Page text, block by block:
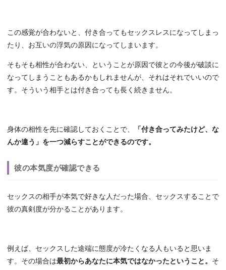
この感覚が合わないと、付き合ってもセックスレスになってしまっ
たり、お互いの浮気の原因になってしまいます。
そもそも相性が合わない、ということが原因で彼との今後が破談に
なってしまうこともあるかもしれませんが、それはそれでいいので
す。そういう相手とは付き合っても長く続きません。
身体の相性を先に確認しておくことで、
「付き合ってみたけど、な
んか違う」を一つ減らすことができるのです。
彼の本気度が確認できる
セックスの相手が本気で好きな人だった場合、セックスすることで
彼の真剣度が分かることがあります。
例えば、セックスした途端に態度が冷たくなる人もいると思いま
す。その場合は最初からあなたに本気ではなかったということ。 そ